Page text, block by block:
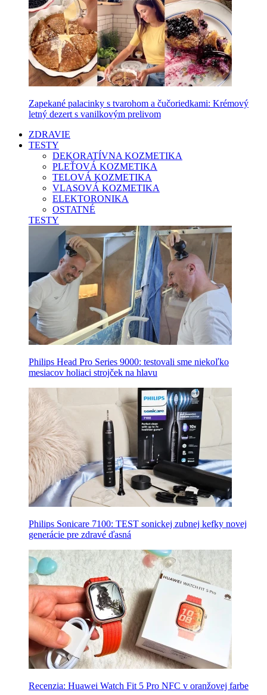
Zapekané palacinky s tvarohom a čučoriedkami: Krémový
letný dezert s vanilkovým prelivom
ZDRAVIE
TESTY
DEKORATÍVNA KOZMETIKA
PLEŤOVÁ KOZMETIKA
TELOVÁ KOZMETIKA
VLASOVÁ KOZMETIKA
ELEKTORONIKA
OSTATNÉ
TESTY
Philips Head Pro Series 9000: testovali sme niekoľko
mesiacov holiaci strojček na hlavu
Philips Sonicare 7100: TEST sonickej zubnej kefky novej
generácie pre zdravé ďasná
Recenzia: Huawei Watch Fit 5 Pro NFC v oranžovej farbe